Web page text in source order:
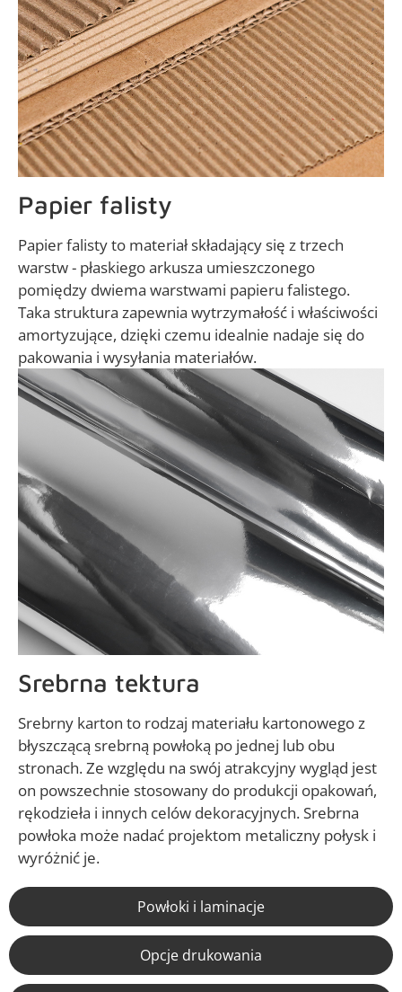
Powłoki i laminacje
Opcje drukowania
Papier falisty
Papier falisty to materiał składający się z trzech
warstw - płaskiego arkusza umieszczonego
pomiędzy dwiema warstwami papieru falistego.
Taka struktura zapewnia wytrzymałość i właściwości
amortyzujące, dzięki czemu idealnie nadaje się do
pakowania i wysyłania materiałów.
Srebrna tektura
Srebrny karton to rodzaj materiału kartonowego z
błyszczącą srebrną powłoką po jednej lub obu
stronach. Ze względu na swój atrakcyjny wygląd jest
on powszechnie stosowany do produkcji opakowań,
rękodzieła i innych celów dekoracyjnych. Srebrna
powłoka może nadać projektom metaliczny połysk i
wyróżnić je.